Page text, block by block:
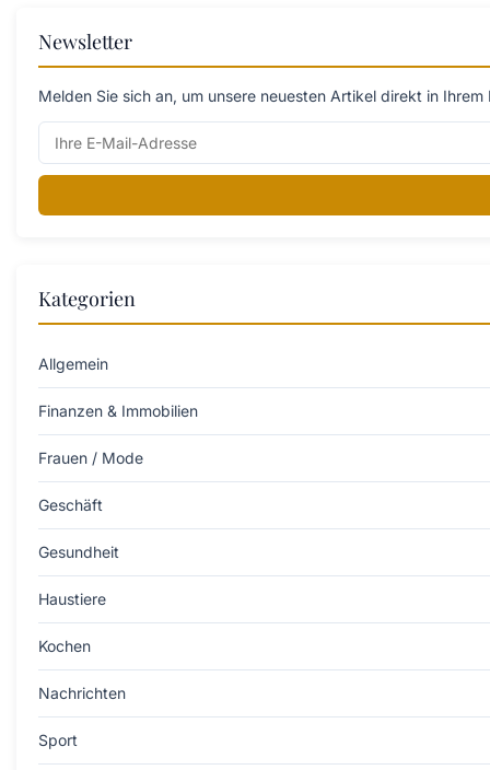
Newsletter
Melden Sie sich an, um unsere neuesten Artikel direkt in
Kategorien
Allgemein
Finanzen & Immobilien
Frauen / Mode
Geschäft
Gesundheit
Haustiere
Kochen
Nachrichten
Sport